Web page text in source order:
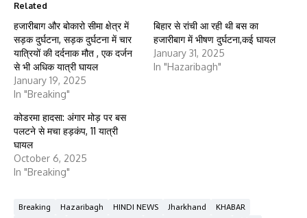
Related
हजारीबाग और बोकारो सीमा क्षेत्र में
सड़क दुर्घटना, सड़क दुर्घटना में चार
यात्रियों की दर्दनाक मौत , एक दर्जन
से भी अधिक यात्री घायल
January 19, 2025
In "Breaking"
बिहार से रांची आ रही थी बस का
हजारीबाग में भीषण दुर्घटना,कई घायल
January 31, 2025
In "Hazaribagh"
कोडरमा हादसा: अंगार मोड़ पर बस
पलटने से मचा हड़कंप, 11 यात्री
घायल
October 6, 2025
In "Breaking"
Breaking Hazaribagh HINDI NEWS Jharkhand
KHABAR